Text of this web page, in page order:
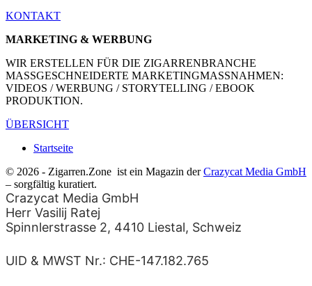
KONTAKT
MARKETING & WERBUNG
WIR ERSTELLEN FÜR DIE ZIGARRENBRANCHE
MASSGESCHNEIDERTE MARKETINGMASSNAHMEN:
VIDEOS / WERBUNG / STORYTELLING / EBOOK
PRODUKTION.
ÜBERSICHT
Startseite
© 2026 - Zigarren.Zone ist ein Magazin derCrazycat Media GmbH
– sorgfältig kuratiert.
Crazycat Media GmbH
Herr Vasilij Ratej
Spinnlerstrasse 2, 4410 Liestal, Schweiz
UID & MWST Nr.: CHE-147.182.765